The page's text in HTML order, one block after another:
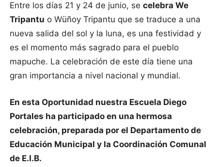
Entre los días 21 y 24 de junio, se celebra We
Tripantu o Wüñoy Tripantu que se traduce a una
nueva salida del sol y la luna, es una festividad y
es el momento más sagrado para el pueblo
mapuche. La celebración de este día tiene una
gran importancia a nivel nacional y mundial.
En esta Oportunidad nuestra Escuela Diego
Portales ha participado en una hermosa
celebración, preparada por el Departamento de
Educación Municipal y la Coordinación Comunal
de E.I.B.